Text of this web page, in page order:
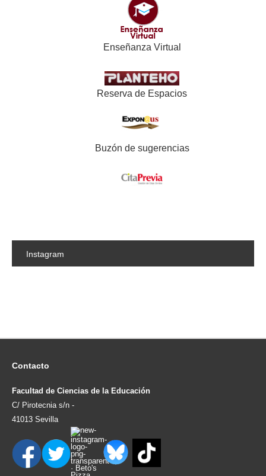
Enseñanza Virtual
Reserva de Espacios
Buzón de sugerencias
Instagram
Contacto
Facultad de Ciencias de la Educación
C/ Pirotecnia s/n -
41013 Sevilla